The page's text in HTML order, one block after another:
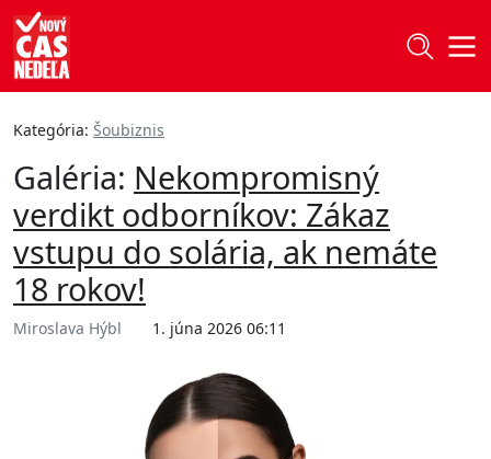
Kategória: Šoubiznis
Galéria: Nekompromisný
verdikt odborníkov: Zákaz
vstupu do solária, ak nemáte
18 rokov!
Miroslava Hýbl 1. júna 2026 06:11